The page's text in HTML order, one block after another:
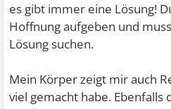
es gibt immer eine Lösung!
Hoffnung aufgeben und
Lösung suchen.
Mein Körper zeigt mir auch
viel gemacht habe. Ebenfalls